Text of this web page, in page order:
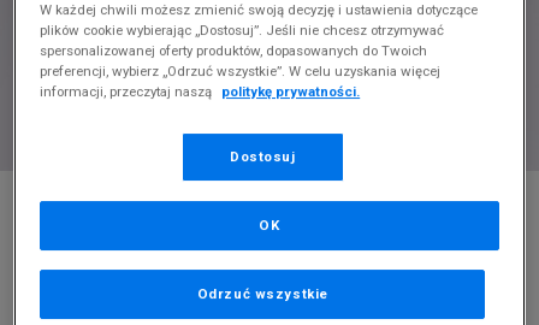
LEVI'S KURTKA ZIMOWA SUNSET SHORT
PUFFER
W każdej chwili możesz zmienić swoją decyzję i ustawienia dotyczące
plików cookie wybierając „Dostosuj”. Jeśli nie chcesz otrzymywać
spersonalizowanej oferty produktów, dopasowanych do Twoich
preferencji, wybierz „Odrzuć wszystkie”. W celu uzyskania więcej
informacji, przeczytaj naszą
politykę prywatności.
Dostosuj
Odrzuć wszystkie
OK